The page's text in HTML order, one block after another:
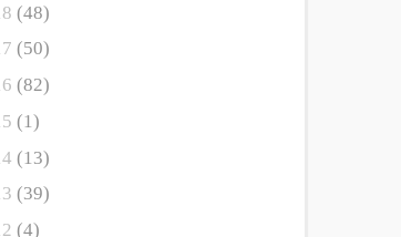
(48)
(50)
(82)
(1)
(13)
(39)
(4)